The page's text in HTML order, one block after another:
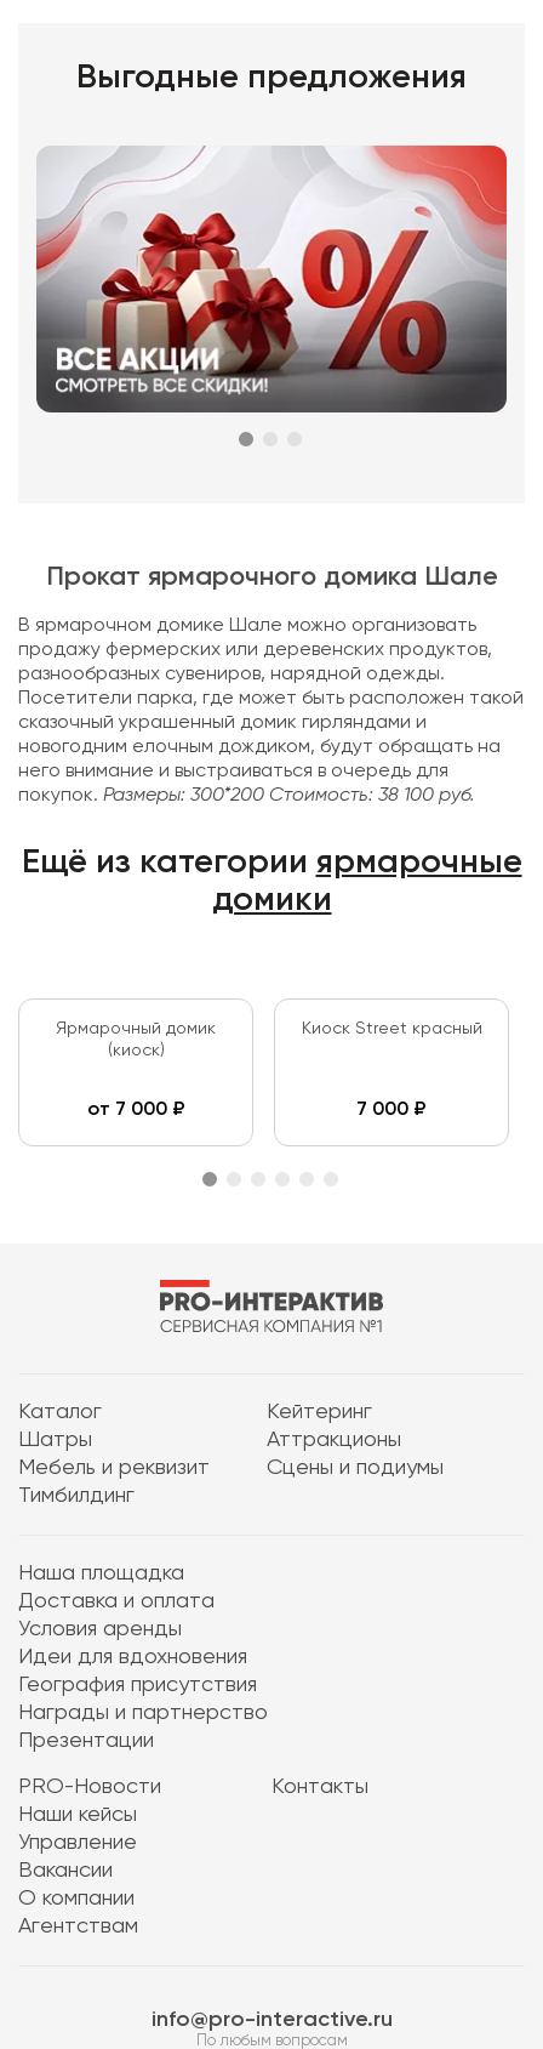
Выгодные предложения
Прокат ярмарочного домика Шале
В ярмарочном домике Шале можно организовать
продажу фермерских или деревенских продуктов,
разнообразных сувениров, нарядной одежды.
Посетители парка, где может быть расположен такой
сказочный украшенный домик гирляндами и
новогодним елочным дождиком, будут обращать на
него внимание и выстраиваться в очередь для
покупок. Размеры: 300*200 Стоимость: 38 100 руб.
Ещё из категории ярмарочные
домики
Ярмарочный домик
(киоск)
от 7 000₽
Киоск Street красный
7 000 ₽
Каталог
Кейтеринг
Шатры
Аттракционы
Мебель и реквизит
Сцены и подиумы
Тимбилдинг
Наша площадка
Доставка и оплата
Условия аренды
Идеи для вдохновения
География присутствия
Награды и партнерство
Презентации
PRO-Новости
Наши кейсы
Управление
Вакансии
О компании
Агентствам
Контакты
info@pro-interactive.ru
По любым вопросам